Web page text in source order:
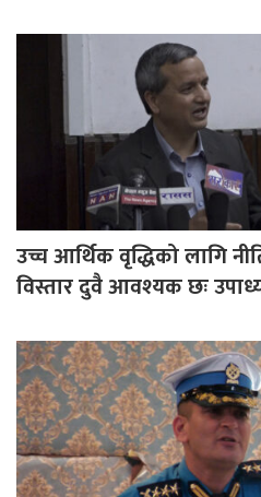
उच्च आर्थिक वृद्धिको लागि
विस्तार दुवै आवश्यक छः